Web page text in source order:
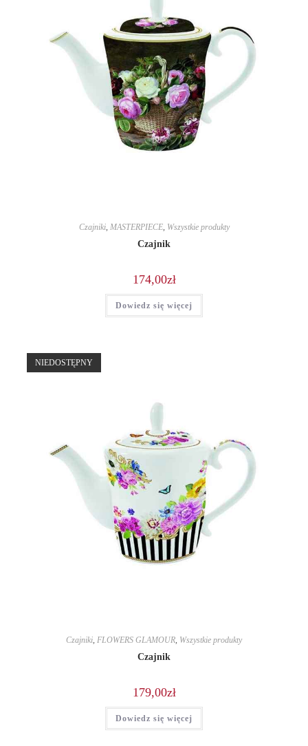
Czajniki, MASTERPIECE, Wszystkie produkty
Czajnik
174,00zł
Dowiedz się więcej
NIEDOSTĘPNY
Czajniki FLOWERS GLAMOUR Wszystkie produkty
Czajnik
179,00zł
Dowiedz się więcej